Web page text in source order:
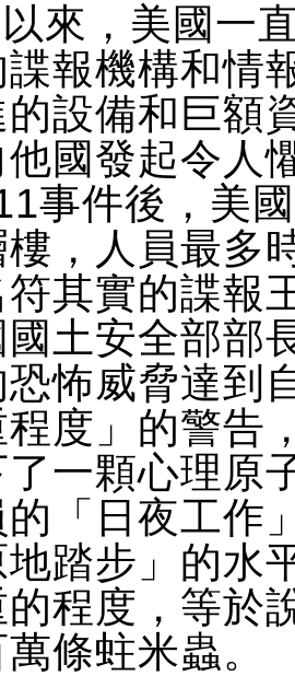
來，美國一
報機構和情
的設備和巨額
國發起令人
事件後，美
，人員最多
其實的諜報
土安全部部
怖威脅達到
度」的警告
一顆心理原
「日夜工作
踏步」的水
的程度，等於
條蛀米蟲。